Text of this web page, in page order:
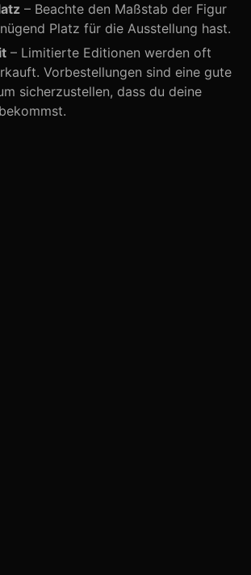
– Beachte den Maßstab der Figur
Platz für die Ausstellung hast.
– Limitierte Editionen werden oft
Vorbestellungen sind eine gute
sicherzustellen, dass du deine